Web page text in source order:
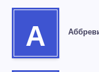
А